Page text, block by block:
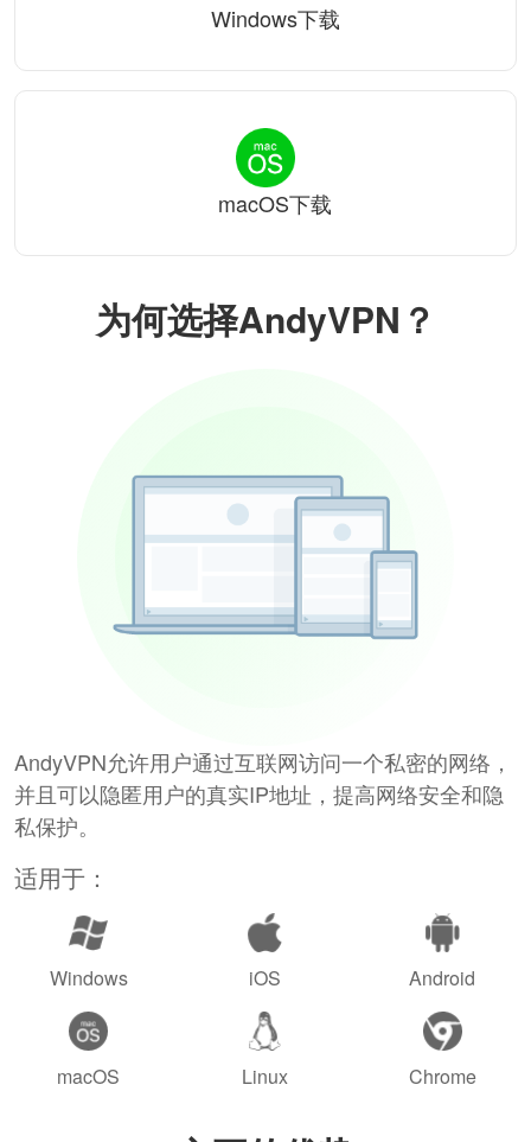
为何选择AndyVPN？
AndyVPN允许用户通过互联网访问一个私密的网络，
并且可以隐匿用户的真实IP地址，提高网络安全和隐
私保护。
适用于：
Windows iOS Android
macOS Linux Chrome
Windows下载
macOS下载